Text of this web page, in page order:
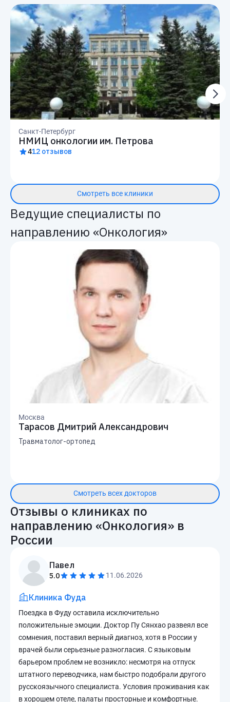
Санкт-Петербург
НМИЦ онкологии им. Петрова
412 отзывов
Смотреть все клиники
Ведущие специалисты по
направлению «Онкология»
Москва
Тарасов Дмитрий Александрович
Травматолог-ортопед
Смотреть всех докторов
Отзывы о клиниках по
направлению «Онкология» в
России
Павел
5.0 11.06.2026
Клиника Фуда
Поездка в Фуду оставила исключительно
положительные эмоции. Доктор Пу Сянхао развеял все
сомнения, поставил верный диагноз, хотя в России у
врачей были серьезные разногласия. С языковым
барьером проблем не возникло: несмотря на отпуск
штатного переводчика, нам быстро подобрали другого
русскоязычного специалиста. Условия проживания как
в хорошем отеле, палаты просторные и комфортные.